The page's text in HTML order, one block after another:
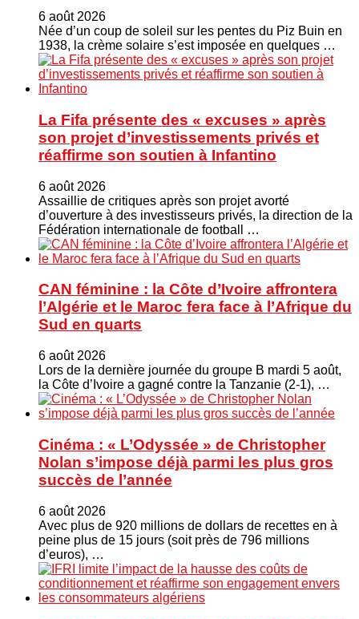
6 août 2026
Née d’un coup de soleil sur les pentes du Piz Buin en
1938, la crème solaire s’est imposée en quelques …
La Fifa présente des « excuses » après
son projet d’investissements privés et
réaffirme son soutien à Infantino
6 août 2026
Assaillie de critiques après son projet avorté
d’ouverture à des investisseurs privés, la direction de la
Fédération internationale de football …
CAN féminine : la Côte d’Ivoire affrontera
l’Algérie et le Maroc fera face à l’Afrique du
Sud en quarts
6 août 2026
Lors de la dernière journée du groupe B mardi 5 août,
la Côte d’Ivoire a gagné contre la Tanzanie (2-1), …
Cinéma : « L’Odyssée » de Christopher
Nolan s’impose déjà parmi les plus gros
succès de l’année
6 août 2026
Avec plus de 920 millions de dollars de recettes en à
peine plus de 15 jours (soit près de 796 millions
d’euros), …